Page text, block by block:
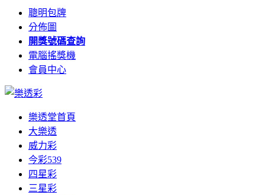
聰明包牌
分佈圖
開獎號碼查詢
電腦搖獎機
會員中心
樂透堂首頁
大樂透
威力彩
今彩539
四星彩
三星彩